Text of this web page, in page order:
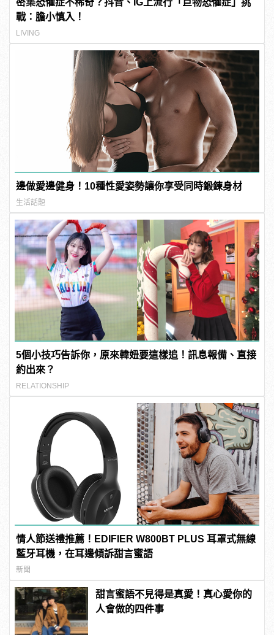
密集恐懼症不稀奇？抖音、IG上流行「巨物恐懼症」挑
戰：膽小慎入！
LIVING
邊做愛邊健身！10種性愛姿勢讓你享受同時鍛鍊身材
生活話題
5個小技巧告訴你，原來韓妞要這樣追！訊息報備、直接
約出來？
RELATIONSHIP
情人節送禮推薦！EDIFIER W800BT PLUS 耳罩式無線
藍牙耳機，在耳邊傾訴甜言蜜語
新聞
甜言蜜語不見得是真愛！真心愛你的
人會做的四件事